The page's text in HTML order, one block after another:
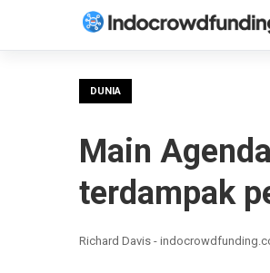
DUNIA
Main
terdampak
Richard Davis -